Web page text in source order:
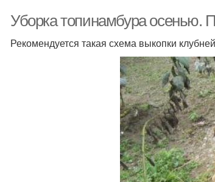
Уборка топинамбура осенью.
Рекомендуется такая схема выкопки